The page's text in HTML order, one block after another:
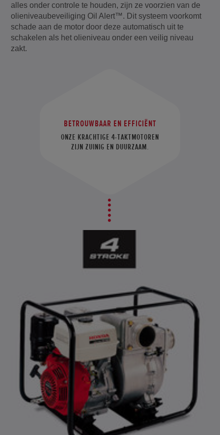
alles onder controle te houden, zijn ze voorzien van de
olieniveaubeveiliging Oil Alert™. Dit systeem voorkomt
schade aan de motor door deze automatisch uit te
schakelen als het olieniveau onder een veilig niveau
zakt.
BETROUWBAAR EN EFFICIËNT
ONZE KRACHTIGE 4-TAKTMOTOREN
ZIJN ZUINIG EN DUURZAAM.